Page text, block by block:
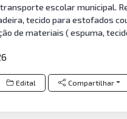
escolar municipal.
tecido para estofados
de materiais ( espuma,
Edital Compartilhar